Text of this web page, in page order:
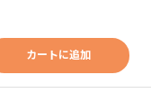
カートに追加